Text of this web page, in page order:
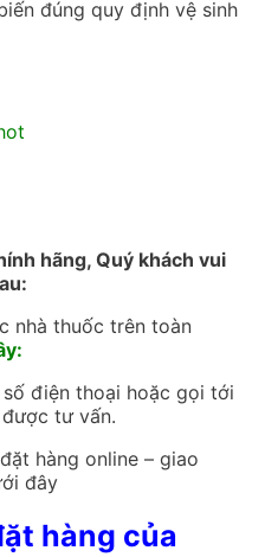
đúng quy định vệ sinh
hãng, Quý khách vui
nhà thuốc trên toàn
điện thoại hoặc gọi tới
tư vấn.
hàng online – giao
đây
hàng của